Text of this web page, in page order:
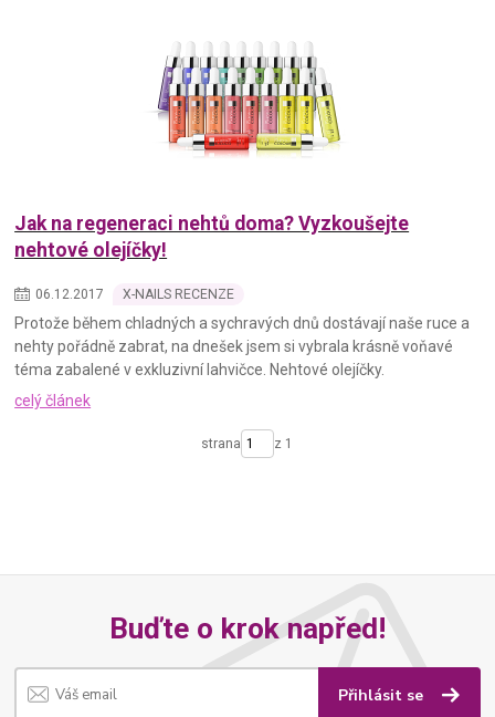
Jak na regeneraci nehtů doma? Vyzkoušejte
nehtové olejíčky!
06 12 2017 X-NAILS RECENZE
Protože během chladných a sychravých dnů dostávají naše ruce a
nehty pořádně zabrat, na dnešek jsem si vybrala krásně voňavé
téma zabalené v exkluzivní lahvičce. Nehtové olejíčky.
celý článek
strana z 1
Buďte o krok napřed!
Přihlásit se